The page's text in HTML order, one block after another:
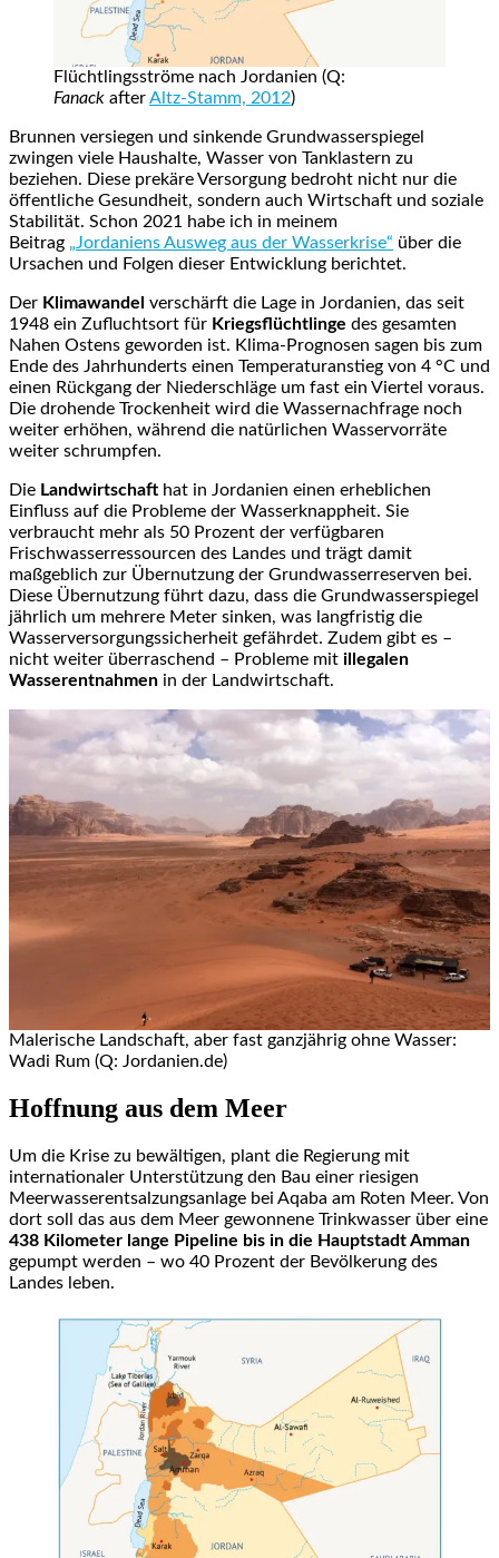
Flüchtlingsströme nach Jordanien (Q:
Fanack afterAltz-Stamm, 2012)
Brunnen versiegen und sinkende Grundwasserspiegel
zwingen viele Haushalte, Wasser von Tanklastern zu
beziehen. Diese prekäre Versorgung bedroht nicht nur die
öffentliche Gesundheit, sondern auch Wirtschaft und soziale
Stabilität. Schon 2021 habe ich in meinem
Beitrag „Jordaniens Ausweg aus der Wasserkrise“ über die
Ursachen und Folgen dieser Entwicklung berichtet.
Der Klimawandel verschärft die Lage in Jordanien, das seit
1948 ein Zufluchtsort für Kriegsflüchtlinge des gesamten
Nahen Ostens geworden ist. Klima-Prognosen sagen bis zum
Ende des Jahrhunderts einen Temperaturanstieg von 4 °C und
einen Rückgang der Niederschläge um fast ein Viertel voraus.
Die drohende Trockenheit wird die Wassernachfrage noch
weiter erhöhen, während die natürlichen Wasservorräte
weiter schrumpfen.
Die Landwirtschaft hat in Jordanien einen erheblichen
Einfluss auf die Probleme der Wasserknappheit. Sie
verbraucht mehr als 50 Prozent der verfügbaren
Frischwasserressourcen des Landes und trägt damit
maßgeblich zur Übernutzung der Grundwasserreserven bei.
Diese Übernutzung führt dazu, dass die Grundwasserspiegel
jährlich um mehrere Meter sinken, was langfristig die
Wasserversorgungssicherheit gefährdet. Zudem gibt es –
nicht weiter überraschend – Probleme mit illegalen
Wasserentnahmen in der Landwirtschaft.
Malerische Landschaft, aber fast ganzjährig ohne Wasser:
Wadi Rum (Q: Jordanien.de)
Hoffnung aus dem Meer
Um die Krise zu bewältigen, plant die Regierung mit
internationaler Unterstützung den Bau einer riesigen
Meerwasserentsalzungsanlage bei Aqaba am Roten Meer. Von
dort soll das aus dem Meer gewonnene Trinkwasser über eine
438 Kilometer lange Pipeline bis in die Hauptstadt Amman
gepumpt werden – wo 40 Prozent der Bevölkerung des
Landes leben.